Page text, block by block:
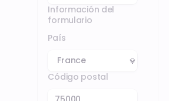
Información del
formulario
País
Código postal